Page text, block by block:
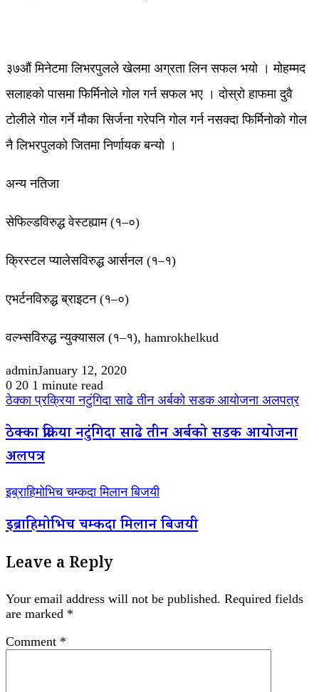
३७औं मिनेटमा लिभरपुलले खेलमा अग्रता लिन सफल भयो । मोहम्मद
सलाहको पासमा फिर्मिनोले गोल गर्न सफल भए । दोस्रो हाफमा दुवै
टोलीले गोल गर्ने मौका सिर्जना गरेपनि गोल गर्न नसक्दा फिर्मिनोको गोल
नै लिभरपुलको जितमा निर्णायक बन्यो ।
अन्य नतिजा
सेफिल्डविरुद्ध वेस्टह्याम (१–०)
क्रिस्टल प्यालेसविरुद्ध आर्सनल (१–१)
एभर्टनविरुद्ध ब्राइटन (१–०)
वल्भ्सविरुद्ध न्युक्यासल (१–१), hamrokhelkud
adminJanuary 12, 2020
0 20 1 minute read
ठेक्का प्रक्रिया नटुंगिदा साढे तीन अर्बको सडक आयोजना अलपत्र
ठेक्का प्रक्रिया नटुंगिदा साढे तीन अर्बको सडक आयोजना
अलपत्र
इब्राहिमोभिच चम्कदा मिलान बिजयी
इब्राहिमोभिच चम्कदा मिलान बिजयी
Leave a Reply
Your email address will not be published. Required fields
are marked *
Comment *